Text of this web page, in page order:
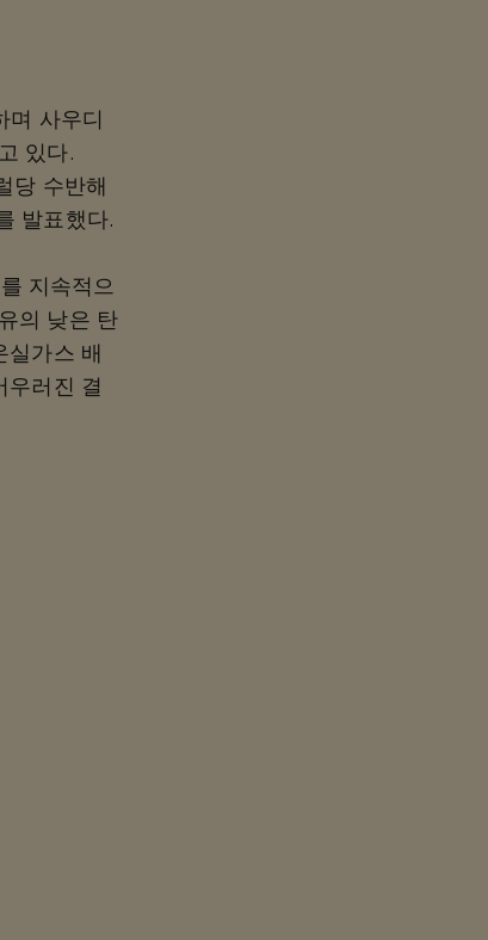
사우디
있다.
당 수반해
발표했다.
지속적으
의 낮은 탄
가스 배
우러진 결